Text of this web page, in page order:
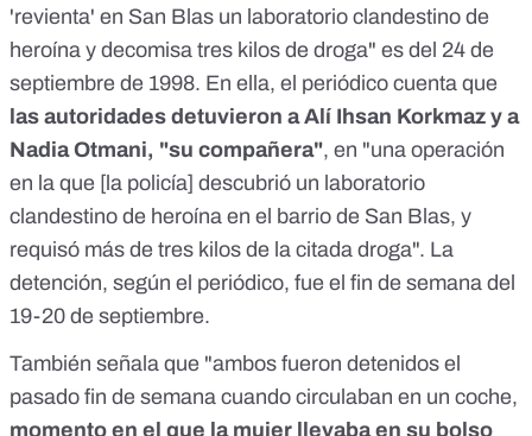
polic&iacute;a contin&uacute;a las investigaciones y no
descarta nuevas detenciones. En el registro efectuado en el
inmueble de la calle de San Cipriano fue hallado un
completo laboratorio o planta de procesamiento y
manipulaci&oacute;n de hero&iacute;na. En una de las
habitaciones se aprehendieron tres kilos y 200 gramos de
mezcla de paracetamol y cafe&iacute;na habitualmente
utilizada por los narcotraficantes turcos como
&quot;corte&quot;.</em></p> <p><br /> <em>El
laboratorio estaba compuesto por una prensa
hidr&aacute;ulica, moldes met&aacute;licos de diferentes
tama&ntilde;os, molinillos, una mezcladora, gafas
precisi&oacute;n y m&uacute;ltiples instrumentos, efectos y
adulteraci&oacute;n, prensado y empaquetado de la
hero&iacute;na.</em></p>
'revienta' en San Blas un laboratorio clandestino de
heroína y decomisa tres kilos de droga" es del 24 de
septiembre de 1998. En ella, el periódico cuenta que
las autoridades detuvieron a Alí Ihsan Korkmaz y a
Nadia Otmani, "su compañera", en "una operación
en la que [la policía] descubrió un laboratorio
clandestino de heroína en el barrio de San Blas, y
requisó más de tres kilos de la citada droga". La
detención, según el periódico, fue el fin de semana del
19-20 de septiembre.
También señala que "ambos fueron detenidos el
pasado fin de semana cuando circulaban en un coche,
momento en el que la mujer llevaba en su bolso